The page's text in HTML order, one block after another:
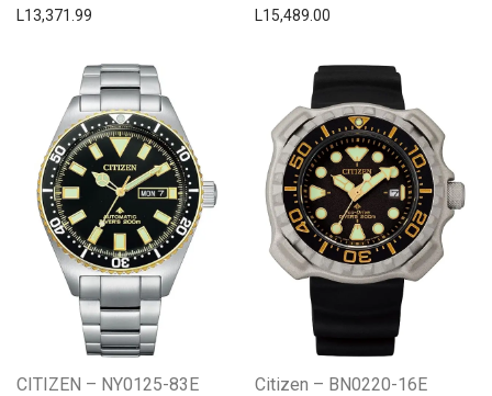
L13,371.99 L15,489.00
CITIZEN – NY0125-83E Citizen – BN0220-16E